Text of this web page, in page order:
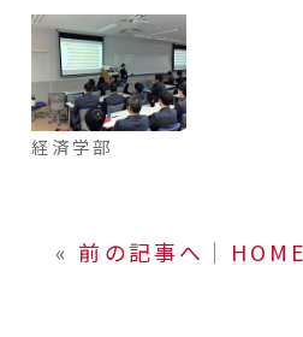
経済学部
« 前の記事へ │ HOME